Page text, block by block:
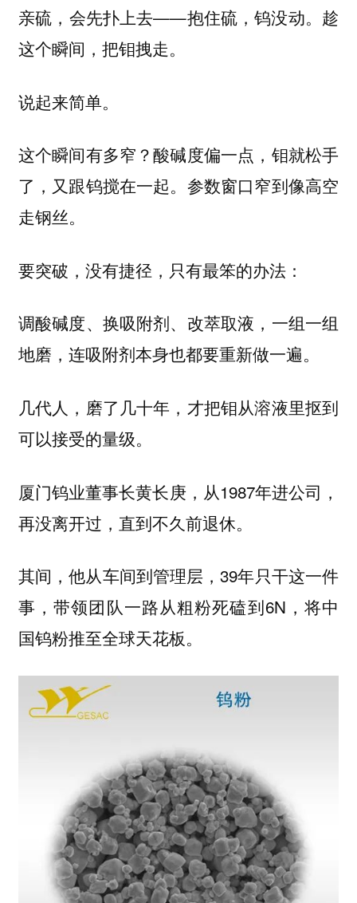
亲硫，会先扑上去——抱住硫，钨没动。趁
这个瞬间，把钼拽走。
说起来简单。
这个瞬间有多窄？酸碱度偏一点，钼就松手
了，又跟钨搅在一起。参数窗口窄到像高空
走钢丝。
要突破，没有捷径，只有最笨的办法：
调酸碱度、换吸附剂、改萃取液，一组一组
地磨，连吸附剂本身也都要重新做一遍。
几代人，磨了几十年，才把钼从溶液里抠到
可以接受的量级。
厦门钨业董事长黄长庚，从1987年进公司，
再没离开过，直到不久前退休。
其间，他从车间到管理层，39年只干这一件
事，带领团队一路从粗粉死磕到6N，将中
国钨粉推至全球天花板。